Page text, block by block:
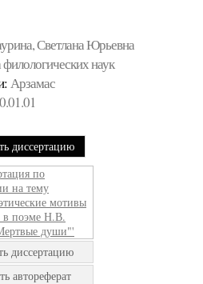
Светлана Юрьевна
филологических наук
Арзамас
диссертацию
диссертацию
автореферат